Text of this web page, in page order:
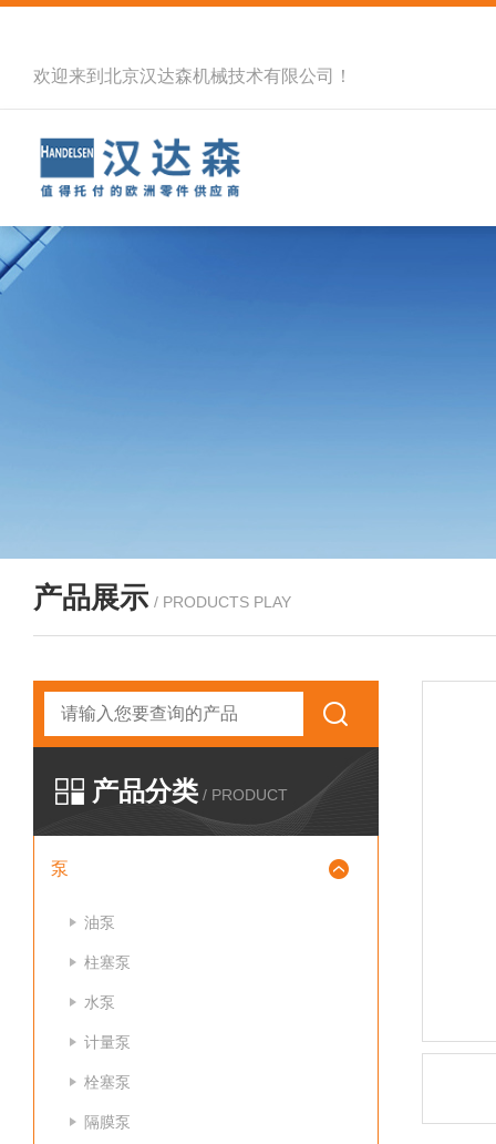
欢迎来到北京汉达森机械技术有限公司！
产品展示 / PRODUCTS PLAY
产品分类 / PRODUCT
泵
油泵
柱塞泵
水泵
计量泵
栓塞泵
隔膜泵